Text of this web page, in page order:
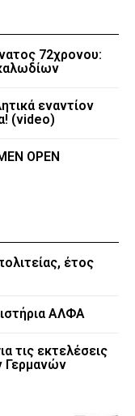
72χρονου:
εναντίον
(video)
OPEN
έτος
ΑΛΦΑ
τις εκτελέσεις
Γερμανών